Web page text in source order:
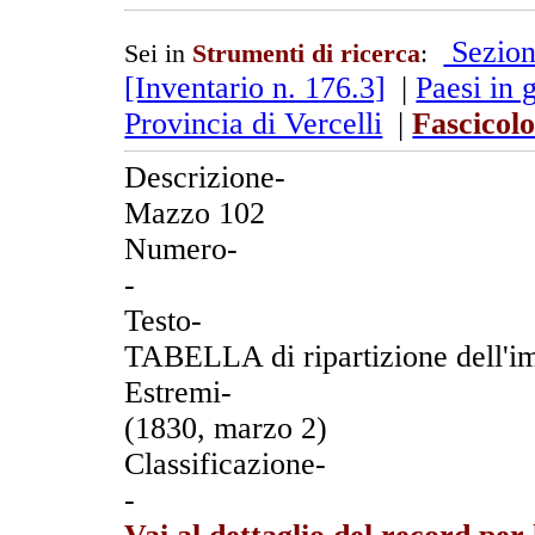
Sei in Strumenti di ricerca:
[Inventario n. 176.3] |Paesi in
Provincia di Vercelli |
Descrizione-
Mazzo 102
Numero-
-
Testo-
TABELLA di ripartizione
Estremi-
(1830, marzo 2)
Classificazione-
-